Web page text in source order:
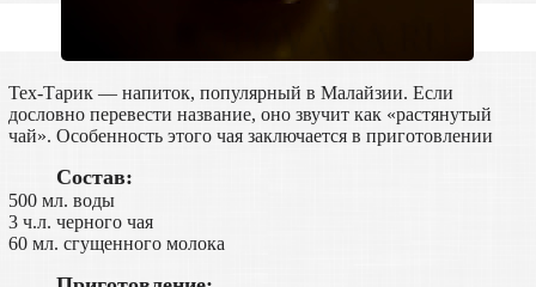
Тех-Тарик — напиток, популярный в Малайзии. Если
дословно перевести название, оно звучит как «растянутый
чай». Особенность этого чая заключается в приготовлении
Состав:
500 мл. воды
3 ч.л. черного чая
60 мл. сгущенного молока